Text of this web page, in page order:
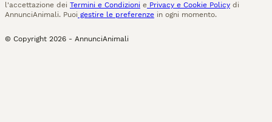
l'accettazione dei Termini e Condizioni e Privacy e Cookie Policy di
AnnunciAnimali. Puoi gestire le preferenze in ogni momento.
© Copyright 2026 - AnnunciAnimali